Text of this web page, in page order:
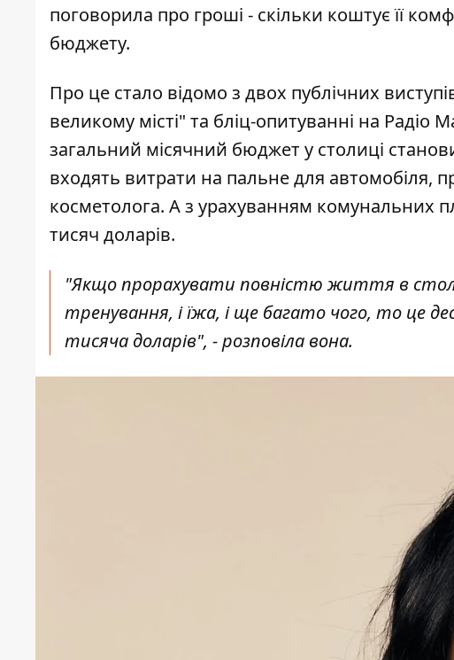
поговорила про гроші - скільки коштує її
бюджету.
Про це стало відомо з двох публічних
великому місті" та бліц-опитуванні на Радіо
загальний місячний бюджет у столиці
входять витрати на пальне для автомобіля,
косметолога. А з урахуванням комунальних
тисяч доларів.
"Якщо прорахувати повністю життя в
тренування, і їжа, і ще багато чого, то це
тисяча доларів", - розповіла вона.